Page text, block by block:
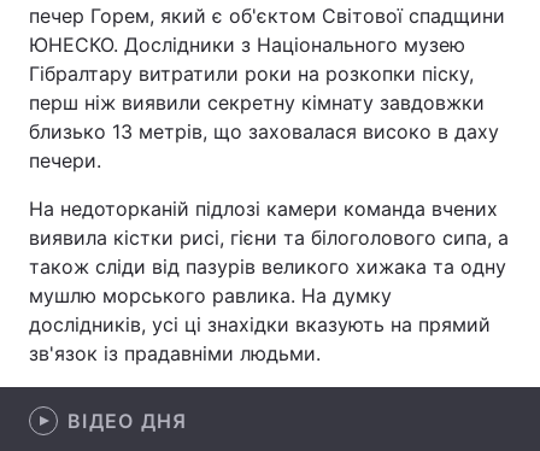
Спорт Наука
Техно і зв'язок Лайт
Зброя Інциденти
Здоров'я
Цікавинки Погода
Регіони
Лонгріди
Відео з Youtube
печер Горем, який є об'єктом Світової спадщини
ЮНЕСКО. Дослідники з Національного музею
Гібралтару витратили роки на розкопки піску,
перш ніж виявили секретну кімнату завдовжки
близько 13 метрів, що заховалася високо в даху
печери.
На недоторканій підлозі камери команда вчених
виявила кістки рисі, гієни та білоголового сипа, а
також сліди від пазурів великого хижака та одну
мушлю морського равлика. На думку
дослідників, усі ці знахідки вказують на прямий
зв'язок із прадавніми людьми.
ВІДЕО ДНЯ